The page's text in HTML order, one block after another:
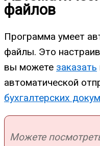
файлов
Программа умеет
файлы. Это
вы можете заказать
автоматической
бухгалтерских
Можете